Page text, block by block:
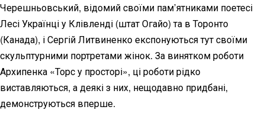
Черешньовський, відомий своїми пам’ятниками поетесі
Лесі Українці у Клівленді (штат Огайо) та в Торонто
(Канада), і Сергій Литвиненко експонуються тут своїми
скульптурними портретами жінок. За винятком роботи
Архипенка «Торс у просторі», ці роботи рідко
виставляються, а деякі з них, нещодавно придбані,
демонструються вперше.